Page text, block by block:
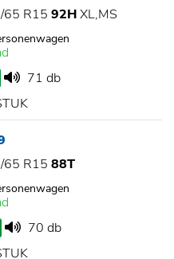
65 R15 92HXL,MS
71 db
65 R15 88T
70 db